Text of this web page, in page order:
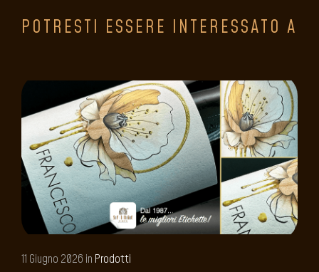
POTRESTI ESSERE INTERESSATO A
11 Giugno 2026 in Prodotti